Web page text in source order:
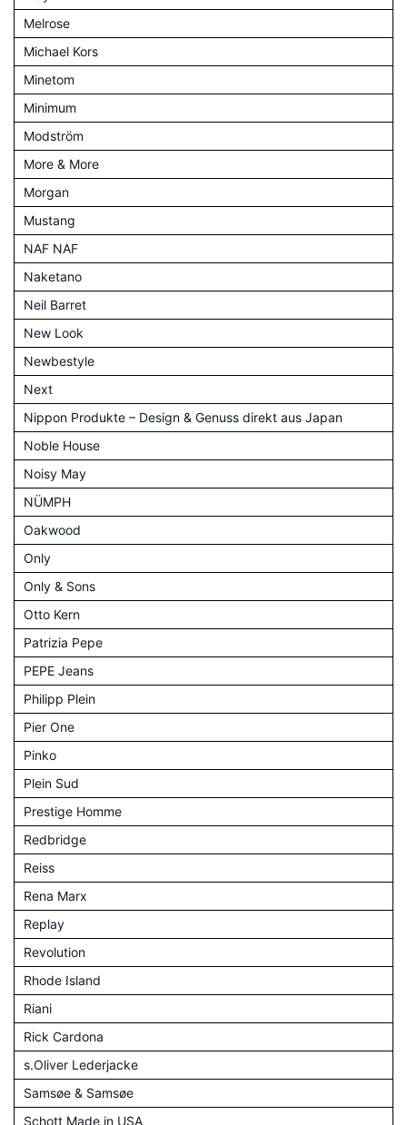
Melrose
Michael Kors
Minetom
Minimum
Modström
More & More
Morgan
Mustang
NAF NAF
Naketano
Neil Barret
New Look
Newbestyle
Next
Nippon Produkte – Design & Genuss direkt aus Japan
Noble House
Noisy May
NÜMPH
Oakwood
Only
Only & Sons
Otto Kern
Patrizia Pepe
PEPE Jeans
Philipp Plein
Pier One
Pinko
Plein Sud
Prestige Homme
Redbridge
Reiss
Rena Marx
Replay
Revolution
Rhode Island
Riani
Rick Cardona
s.Oliver Lederjacke
Samsøe & Samsøe
Schott Made in USA